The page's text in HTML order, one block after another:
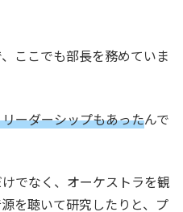
ここでも部長を務めていま
ーダーシップもあったんで
でなく、オーケストラを観
を聴いて研究したりと、プ